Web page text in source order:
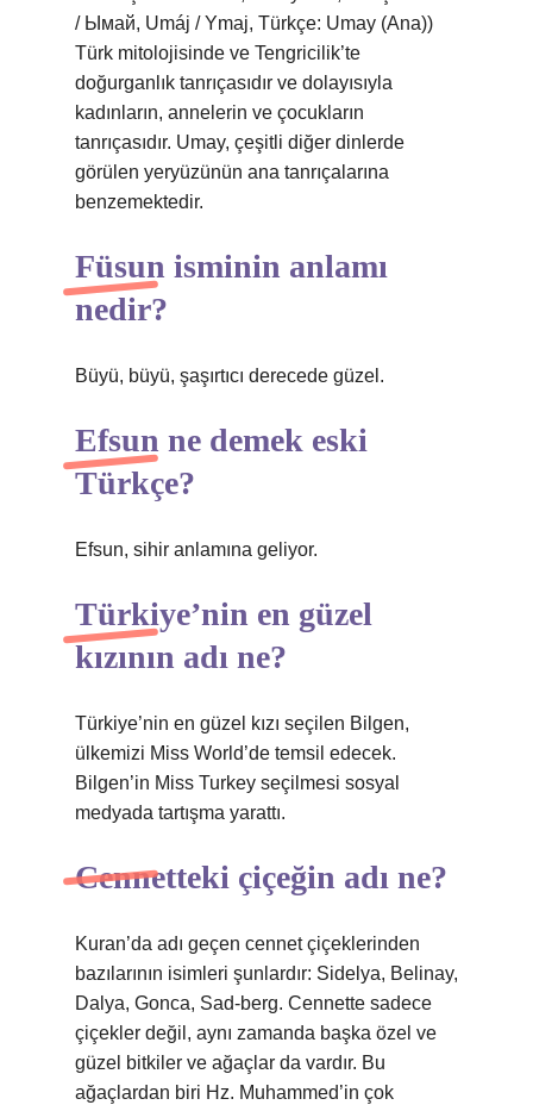
/ Ымай, Umáj / Ymaj, Türkçe: Umay (Ana))
Türk mitolojisinde ve Tengricilik’te
doğurganlık tanrıçasıdır ve dolayısıyla
kadınların, annelerin ve çocukların
tanrıçasıdır. Umay, çeşitli diğer dinlerde
görülen yeryüzünün ana tanrıçalarına
benzemektedir.
Füsun isminin anlamı
nedir?
Büyü, büyü, şaşırtıcı derecede güzel.
Efsun ne demek eski
Türkçe?
Efsun, sihir anlamına geliyor.
Türkiye’nin en güzel
kızının adı ne?
Türkiye’nin en güzel kızı seçilen Bilgen,
ülkemizi Miss World’de temsil edecek.
Bilgen’in Miss Turkey seçilmesi sosyal
medyada tartışma yarattı.
Cennetteki çiçeğin adı ne?
Kuran’da adı geçen cennet çiçeklerinden
bazılarının isimleri şunlardır: Sidelya, Belinay,
Dalya, Gonca, Sad-berg. Cennette sadece
çiçekler değil, aynı zamanda başka özel ve
güzel bitkiler ve ağaçlar da vardır. Bu
ağaçlardan biri Hz. Muhammed’in çok